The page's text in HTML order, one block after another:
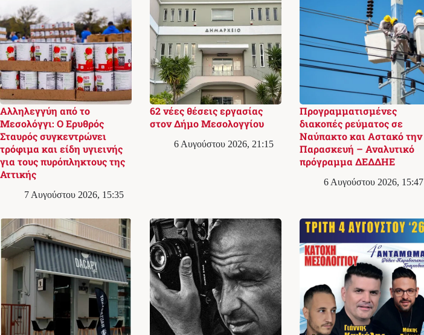
Αλληλεγγύη από το
Μεσολόγγι: Ο Ερυθρός
Σταυρός συγκεντρώνει
τρόφιμα και είδη υγιεινής
για τους πυρόπληκτους της
Αττικής
7 Αυγούστου 2026, 15:35
62 νέες θέσεις εργασίας
στον Δήμο Μεσολογγίου
6 Αυγούστου 2026, 21:15
Προγραμματισμένες
διακοπές ρεύματος σε
Ναύπακτο και Αστακό την
Παρασκευή – Αναλυτικό
πρόγραμμα ΔΕΔΔΗΕ
6 Αυγούστου 2026, 15:47